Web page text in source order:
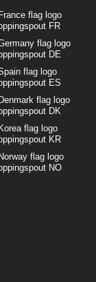
FR
DE
ES
DK
KR
NO